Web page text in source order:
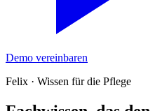
Demo vereinbaren
Felix · Wissen für die Pflege